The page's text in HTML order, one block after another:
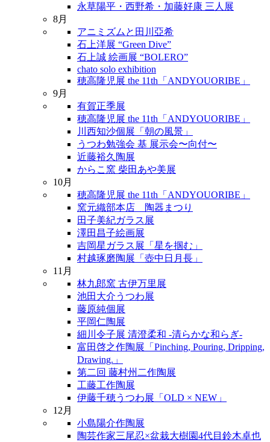
永草陽平・西野希・加藤好康 三人展
8月
アニミズムと田川亞希
石上洋展 “Green Dive”
石上誠 絵画展 “BOLERO”
chato solo exhibition
穂高隆児展 the 11th「ANDYOUORIBE」
9月
有賀正季展
穂高隆児展 the 11th「ANDYOUORIBE」
川西知沙個展「朝の風景」
うつわ勉強会 基 展示会〜向付〜
近藤裕久陶展
からこ窯 柴田あや美展
10月
穂高隆児展 the 11th「ANDYOUORIBE」
窯元織部本店 陶器まつり
田子美紀ガラス展
澤田昌子絵画展
吉岡星ガラス展「星を掴む」
村越琢磨陶展「壺中日月長」
11月
林九郎窯 古伊万里展
池田大介うつわ展
藤原純個展
平岡仁陶展
細川令子展 清澄柔和 -清らかな和らぎ-
富田啓之作陶展「Pinching, Pouring, Dripping,
Drawing.」
第二回 藤村州二作陶展
工藤工作陶展
伊藤千穂うつわ展「OLD × NEW」
12月
小島陽介作陶展
陶芸作家三尾忍×盆栽大樹園4代目鈴木卓也